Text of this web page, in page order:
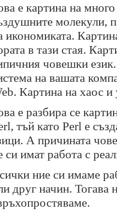
е картина на
молекули,
икономиката.
в тази стая.
човешки
на вашата
Картина на хаос и
е разбира се
тъй като Perl е
А причината
си имат работа с
ние си имаме
друг начин. Тогава